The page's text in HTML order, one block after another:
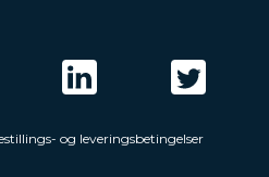
og leveringsbetingelser